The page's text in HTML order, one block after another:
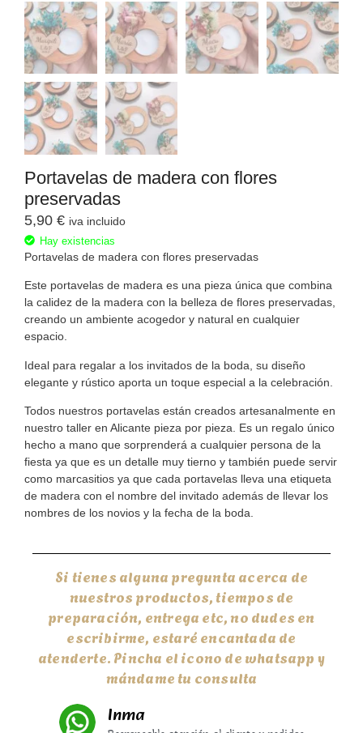
Portavelas de madera con flores
preservadas
5,90 € iva incluido
Hay existencias
Portavelas de madera con flores preservadas
Este portavelas de madera es una pieza única que combina
la calidez de la madera con la belleza de flores preservadas,
creando un ambiente acogedor y natural en cualquier
espacio.
Ideal para regalar a los invitados de la boda, su diseño
elegante y rústico aporta un toque especial a la celebración.
Todos nuestros portavelas están creados artesanalmente en
nuestro taller en Alicante pieza por pieza. Es un regalo único
hecho a mano que sorprenderá a cualquier persona de la
fiesta ya que es un detalle muy tierno y también puede servir
como marcasitios ya que cada portavelas lleva una etiqueta
de madera con el nombre del invitado además de llevar los
nombres de los novios y la fecha de la boda.
Si tienes alguna pregunta acerca de
nuestros productos, tiempos de
preparación, entrega etc, no dudes en
escribirme, estaré encantada de
atenderte. Pincha el icono de whatsapp y
mándame tu consulta
Inma